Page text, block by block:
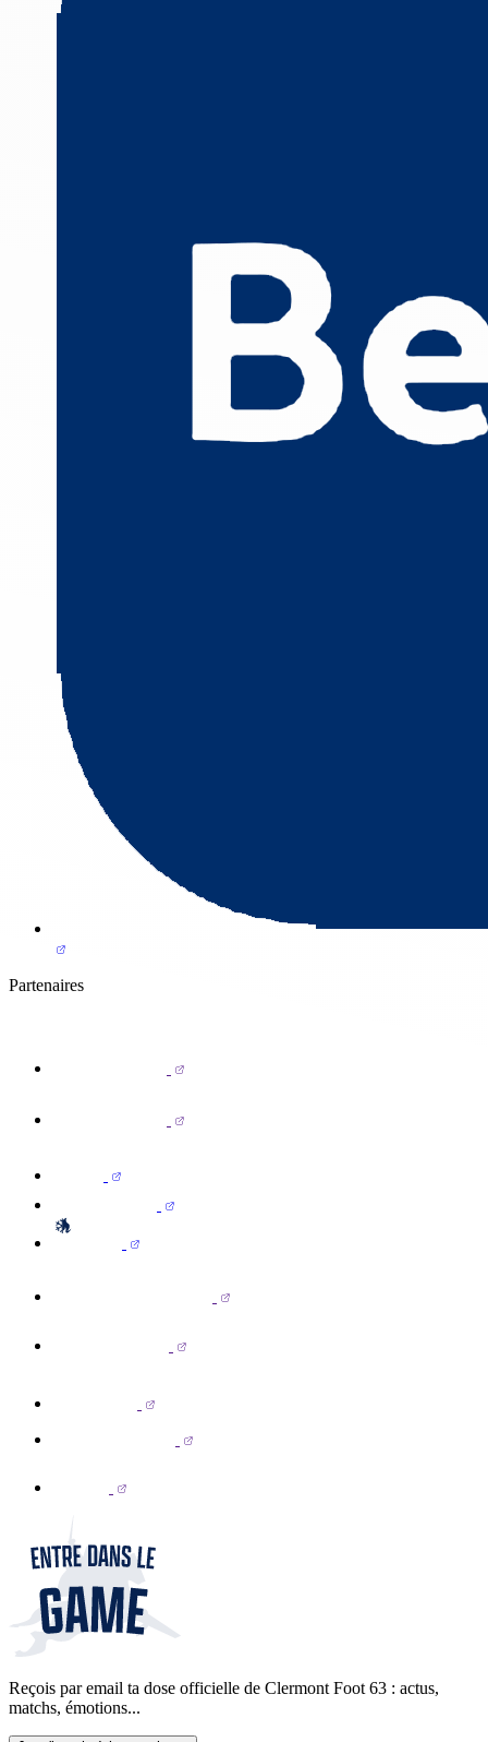
Partenaires
Reçois par email ta dose officielle de Clermont Foot 63 : actus,
matchs, émotions...